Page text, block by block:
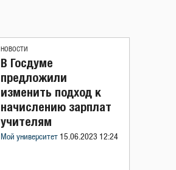
НОВОСТИ
В Госдуме
предложили
изменить подход к
начислению зарплат
учителям
Мой университет 15.06.2023 12:24